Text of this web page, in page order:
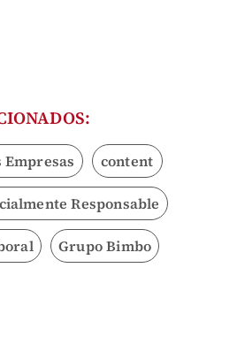
content
Responsable
Grupo Bimbo